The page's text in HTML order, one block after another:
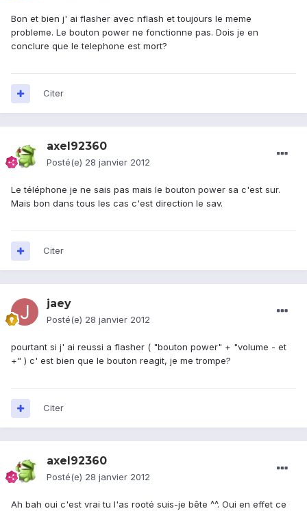
Bon et bien j' ai flasher avec nflash et toujours le meme
probleme. Le bouton power ne fonctionne pas. Dois je en
conclure que le telephone est mort?
Citer
axel92360
Posté(e) 28 janvier 2012
Le téléphone je ne sais pas mais le bouton power sa c'est sur.
Mais bon dans tous les cas c'est direction le sav.
Citer
jaey
Posté(e) 28 janvier 2012
pourtant si j' ai reussi a flasher ( "bouton power" + "volume - et
+" ) c' est bien que le bouton reagit, je me trompe?
Citer
axel92360
Posté(e) 28 janvier 2012
Ah bah oui c'est vrai tu l'as rooté suis-je bête ^^. Oui en effet ce